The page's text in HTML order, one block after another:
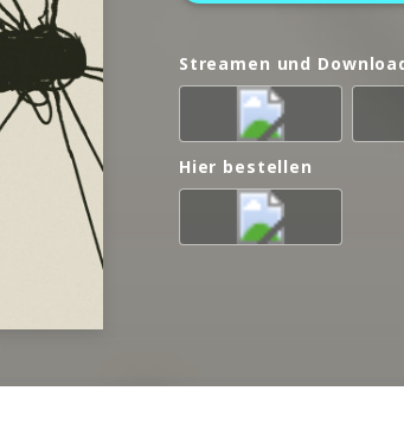
Streamen und
Hier bestellen